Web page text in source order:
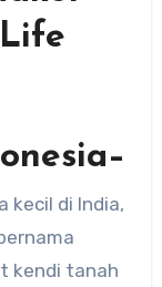
kecil di India,
kendi tanah